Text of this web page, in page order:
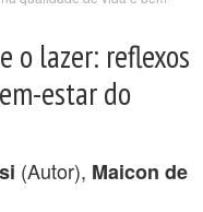
o lazer: reflexos
estar do
(Autor), Maicon de